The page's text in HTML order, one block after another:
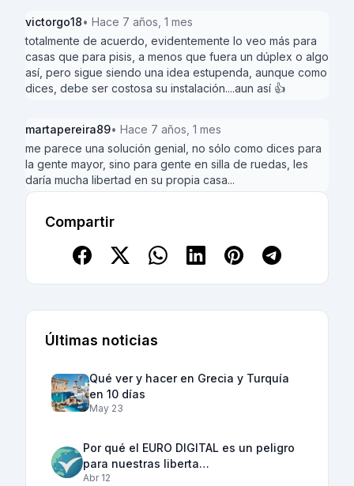
victorgo18• Hace 7 años, 1 mes
totalmente de acuerdo, evidentemente lo veo más para
casas que para pisis, a menos que fuera un dúplex o algo
así, pero sigue siendo una idea estupenda, aunque como
dices, debe ser costosa su instalación....aun así 👍
martapereira89• Hace 7 años, 1 mes
me parece una solución genial, no sólo como dices para
la gente mayor, sino para gente en silla de ruedas, les
daría mucha libertad en su propia casa...
Compartir
Últimas noticias
Qué ver y hacer en Grecia y Turquía
en 10 días
May 23
Por qué el EURO DIGITAL es un peligro
para nuestras liberta…
Abr 12